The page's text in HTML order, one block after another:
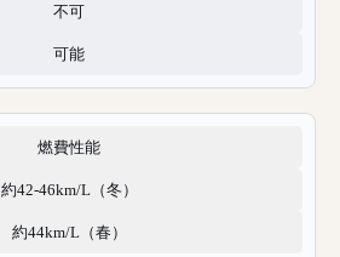
不可
可能
燃費性能
約42-46km/L（冬）
約44km/L（春）